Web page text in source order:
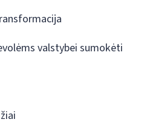
valstybei sumokėti